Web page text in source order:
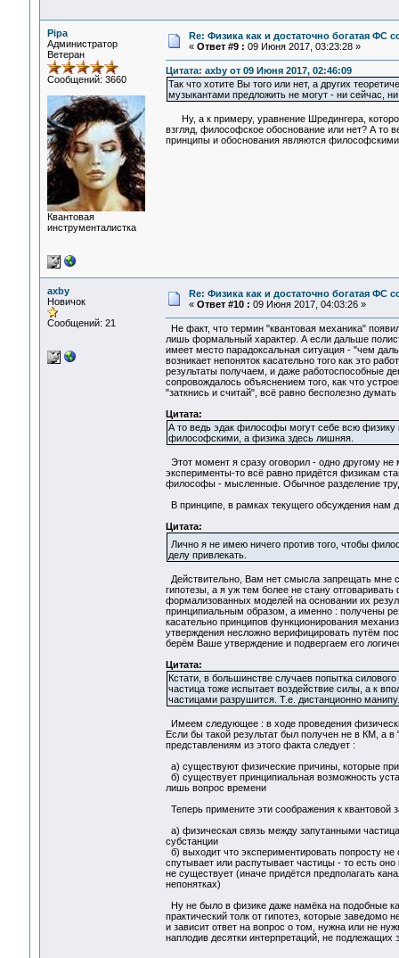
Pipa
Администратор
Ветеран
Сообщений: 3660
Квантовая
инструменталистка
Re: Физика как и достаточно богатая ФС
« Ответ #9 : 09 Июня 2017, 03:23:28 »
Цитата: axby от 09 Июня 2017, 02:46:09
Так что хотите Вы того или нет, а других
музыкантами предложить не могут - ни сейчас,
Ну, а к примеру, уравнение Шредингера,
взгляд, философское обоснование или нет? А то
принципы и обоснования являются
axby
Новичок
Сообщений: 21
Re: Физика как и достаточно богатая ФС
« Ответ #10 : 09 Июня 2017, 04:03:26 »
Не факт, что термин "квантовая механика"
лишь формальный характер. А если дальше
имеет место парадоксальная ситуация - "чем
возникает непоняток касательно того как это
результаты получаем, и даже работоспособные
сопровождалось объяснением того, как что
"заткнись и считай", всё равно бесполезно
Цитата:
А то ведь эдак философы могут себе всю физику
философскими, а физика здесь лишняя.
Этот момент я сразу оговорил - одно другому
эксперименты-то всё равно придётся физикам
философы - мысленные. Обычное разделение
В принципе, в рамках текущего обсуждения нам
Цитата:
Лично я не имею ничего против того, чтобы
делу привлекать.
Действительно, Вам нет смысла запрещать мне
гипотезы, а я уж тем более не стану
формализованных моделей на основании их
принципиальным образом, а именно : получены
касательно принципов функционирования
утверждения несложно верифицировать путём
берём Ваше утверждение и подвергаем его
Цитата:
Кстати, в большинстве случаев попытка
частица тоже испытает воздействие силы, а к
частицами разрушится. Т.е. дистанционно
Имеем следующее : в ходе проведения
Если бы такой результат был получен не в КМ, а
представлениям из этого факта следует :
а) существуют физические причины, которые
б) существует принципиальная возможность
лишь вопрос времени
Теперь примените эти соображения к квантовой
а) физическая связь между запутанными
субстанции
б) выходит что экспериментировать попросту
спутывает или распутывает частицы - то есть
не существует (иначе придётся предполагать
непонятках)
Ну не было в физике даже намёка на подобные
практический толк от гипотез, которые
и зависит ответ на вопрос о том, нужна или не
наплодив десятки интерпретаций, не подлежащих